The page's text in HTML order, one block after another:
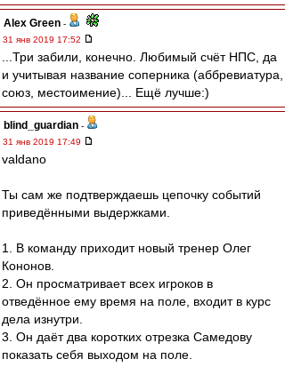
Alex Green -
31 янв 2019 17:52
...Три забили, конечно. Любимый счёт НПС, да
и учитывая название соперника (аббревиатура,
союз, местоимение)... Ещё лучше:)
blind_guardian -
31 янв 2019 17:49
valdano
Ты сам же подтверждаешь цепочку событий
приведёнными выдержками.
1. В команду приходит новый тренер Олег
Кононов.
2. Он просматривает всех игроков в
отведённое ему время на поле, входит в курс
дела изнутри.
3. Он даёт два коротких отрезка Самедову
показать себя выходом на поле.